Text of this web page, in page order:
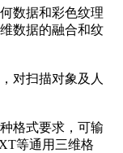
数据和彩色纹理
数据的融合和纹
对扫描对象及人
格式要求，可输
等通用三维格